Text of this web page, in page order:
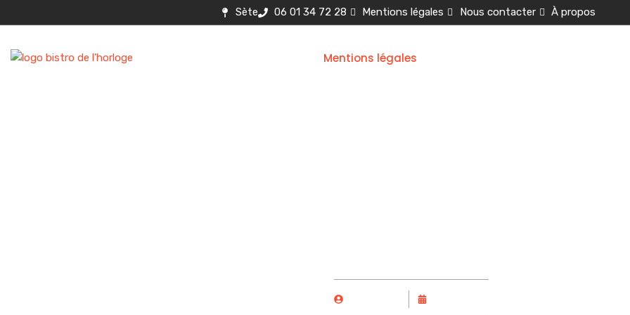
Sète 06 01 34 72 28 Mentions légales Nous contacter À propos
Mentions légales